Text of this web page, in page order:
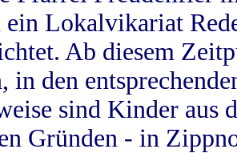
ein Lokalvikariat
Ab diesem
in den
sind Kinder aus
Gründen - in